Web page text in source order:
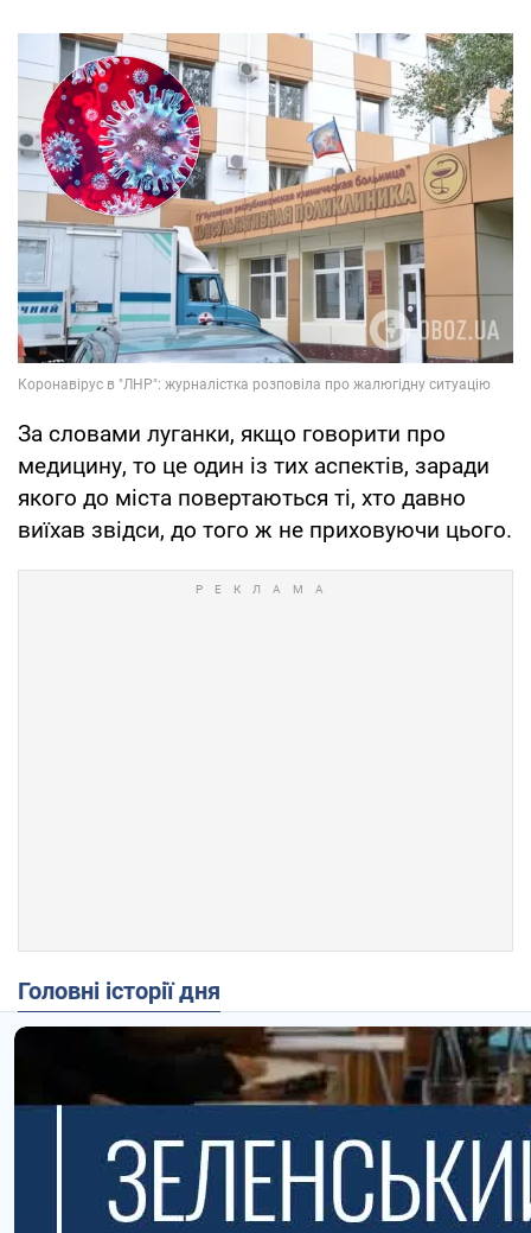
За словами луганки, якщо говорити про
медицину, то це один із тих аспектів, заради
якого до міста повертаються ті, хто давно
виїхав звідси, до того ж не приховуючи цього.
Головні історії дня